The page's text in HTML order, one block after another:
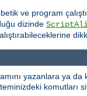
ve program
dizinde
yazanlara ya
komutları